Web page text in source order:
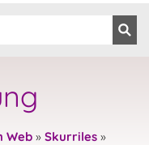
Web » Skurriles »